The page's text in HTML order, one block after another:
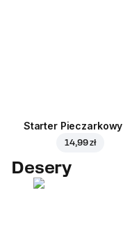
Starter Pieczarkowy
14,99 zł
Desery